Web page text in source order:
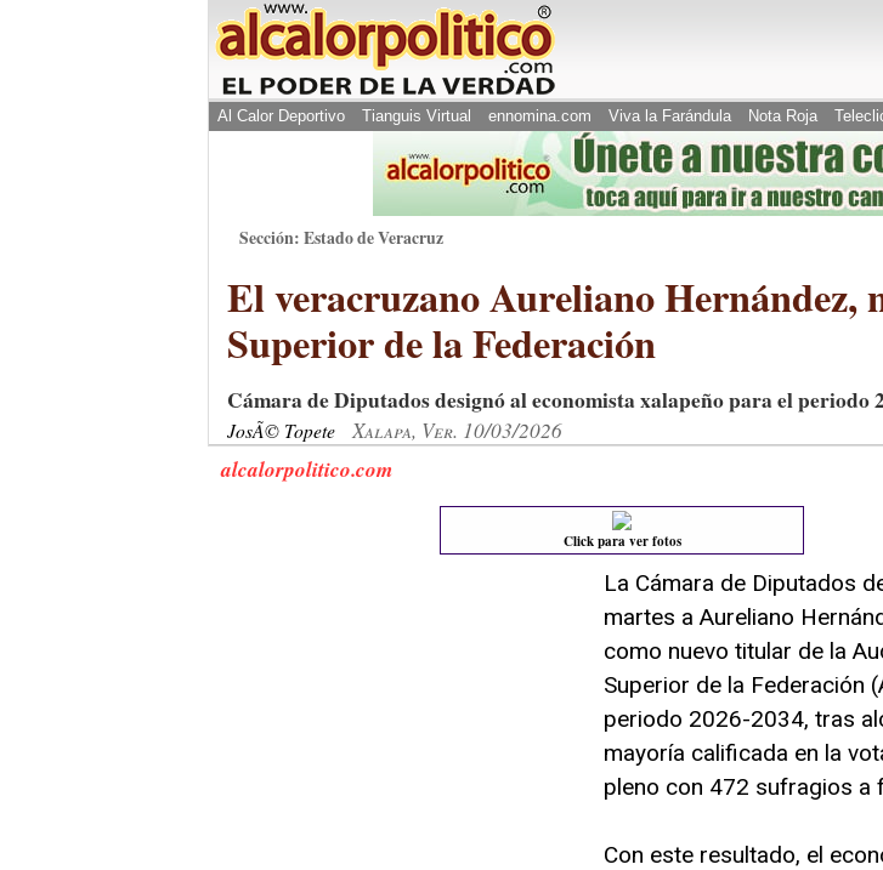
Al Calor Deportivo Tianguis Virtual ennomina.com Viva la Farándula Nota Roja
Sección: Estado de Veracruz
El veracruzano Aureliano
Superior de la Federación
Cámara de Diputados designó al economista xalapeño para el periodo
JosÃ© Topete Xalapa, Ver. 10/03/2026
alcalorpolitico.com
Click para ver fotos
La Cámara de Diputados
martes a Aureliano
como nuevo titular de la
Superior de la Federación
periodo 2026-2034, tras
mayoría calificada en la
pleno con 472 sufragios a
Con este resultado, el